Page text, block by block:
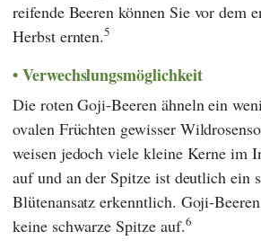
reifende Beeren können Sie vor dem
Herbst ernten.5
Verwechslungsmöglichkeit
Die roten Goji-Beeren ähneln ein
ovalen Früchten gewisser
weisen jedoch viele kleine Kerne im
auf und an der Spitze ist deutlich ein
Blütenansatz erkenntlich. Goji-
keine schwarze Spitze auf.6